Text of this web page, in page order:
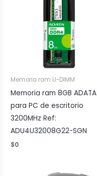
Memoria ram U-DIMM
Memoria ram 8GB ADATA
para PC de escritorio
3200MHz Ref:
ADU4U32008G22-SGN
$0